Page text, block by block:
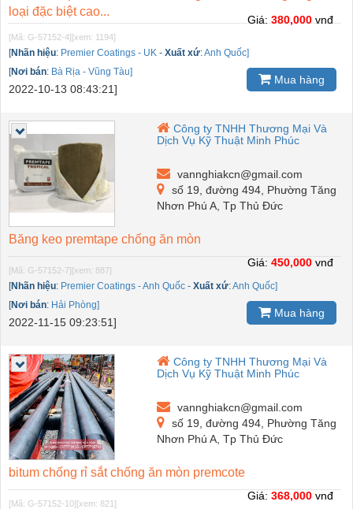
loại đặc biệt cao...
[Mã: G-57152-4][xem: 1194]
[Nhãn hiệu: Premier Coatings - UK - Xuất xứ:Anh Quốc]
[Nơi bán: Bà Rịa - Vũng Tàu]
2022-10-13 08:43:21]
Giá: 380,000 vnđ
Mua hàng
Công ty TNHH Thương Mại Và
Dịch Vụ Kỹ Thuật Minh Phúc
vannghiakcn@gmail.com
số 19, đường 494, Phường Tăng
Nhơn Phú A, Tp Thủ Đức
Băng keo premtape chống ăn mòn
[Mã: G-57152-7][xem: 887]
[Nhãn hiệu: Premier Coatings - Anh Quốc - Xuất xứ:Anh Quốc]
[Nơi bán: Hải Phòng]
2022-11-15 09:23:51]
Giá: 450,000 vnđ
Mua hàng
Công ty TNHH Thương Mại Và
Dịch Vụ Kỹ Thuật Minh Phúc
vannghiakcn@gmail.com
số 19, đường 494, Phường Tăng
Nhơn Phú A, Tp Thủ Đức
bitum chống rỉ sắt chống ăn mòn premcote
[Mã: G-57152-10][xem: 821]
Giá: 368,000 vnđ